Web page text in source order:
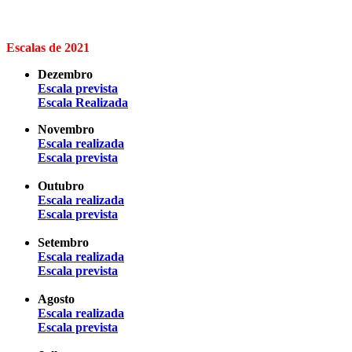
Escalas de 2021
Dezembro
Escala prevista
Escala Realizada
Novembro
Escala realizada
Escala prevista
Outubro
Escala realizada
Escala prevista
Setembro
Escala realizada
Escala prevista
Agosto
Escala realizada
Escala prevista